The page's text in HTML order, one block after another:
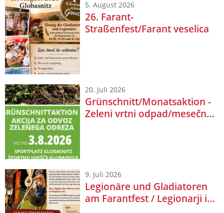
5. August 2026
26. Farant-
Straßenfest/Farant veselica
20. Juli 2026
Grünschnitt/Monatsaktion -
Zeleni vrtni odpad/mesečna
9. Juli 2026
Legionäre und Gladiatoren
am Farantfest / Legionarji in